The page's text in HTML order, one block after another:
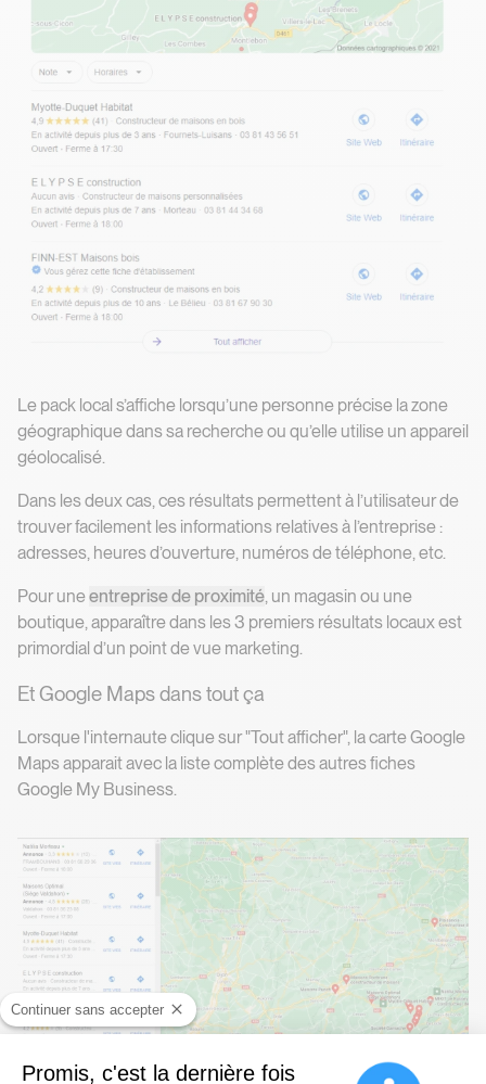
Le pack local s’affiche lorsqu’une personne précise la zone
géographique dans sa recherche ou qu’elle utilise un appareil
géolocalisé.
Dans les deux cas, ces résultats permettent à l’utilisateur de
trouver facilement les informations relatives à l’entreprise :
adresses, heures d’ouverture, numéros de téléphone, etc.
Pour uneentreprise de proximité, un magasin ou une
boutique, apparaître dans les 3 premiers résultats locaux est
primordial d’un point de vue marketing.
Et Google Maps dans tout ça
Lorsque l'internaute clique sur "Tout afficher", la carte Google
Maps apparait avec la liste complète des autres fiches
Google My Business.
Continuer sans accepter
Promis, c'est la dernière fois